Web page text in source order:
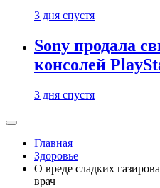
3 дня спустя
Sony продала
консолей
3 дня спустя
Главная
Здоровье
О вреде сладких
врач